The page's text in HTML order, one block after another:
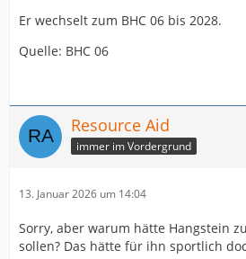
Er wechselt zum BHC 06 bis 2028.
Quelle: BHC 06
Resource Aid
immer im Vordergrund
13. Januar 2026 um 14:04
Sorry, aber warum hätte Hangstein
sollen? Das hätte für ihn sportlich